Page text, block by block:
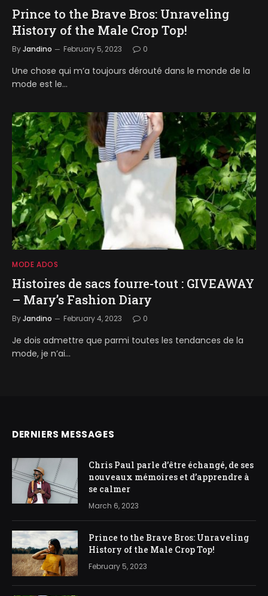
Prince to the Brave Bros: Unraveling
History of the Male Crop Top!
ByJandino February 5, 2023 0
Une chose qui m’a toujours dérouté dans le monde de la
mode est le…
MODE ADOS
Histoires de sacs fourre-tout : GIVEAWAY
– Mary’s Fashion Diary
ByJandino February 4, 2023 0
Je dois admettre que parmi toutes les tendances de la
mode, je n’ai…
DERNIERS MESSAGES
Chris Paul parle d’être échangé, de ses
nouveaux mémoires et d’apprendre à
se calmer
March 6, 2023
Prince to the Brave Bros: Unraveling
History of the Male Crop Top!
February 5, 2023